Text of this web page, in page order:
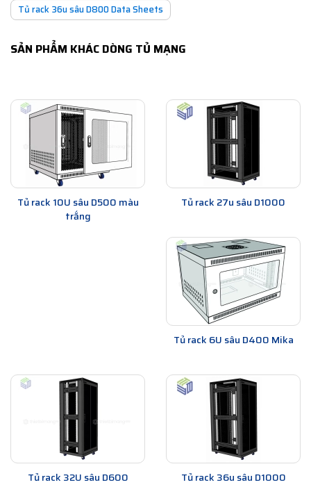
Tủ rack 36u sâu D800 Data Sheets
SẢN PHẨM KHÁC DÒNG TỦ MẠNG
Tủ rack 10U sâu D500 màu
trắng
Tủ rack 27u sâu D1000
Tủ rack 6U sâu D400 Mika
Tủ rack 32U sâu D600 Tủ rack 36u sâu D1000